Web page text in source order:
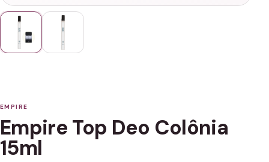
EMPIRE
Empire Top Deo Colônia
15ml